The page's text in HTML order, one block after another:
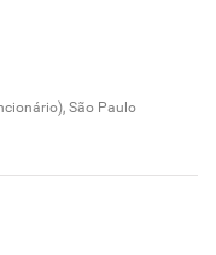
São Paulo